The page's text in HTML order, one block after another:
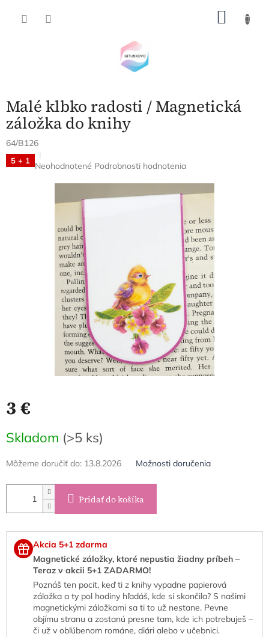
Malé klbko radosti / Magnetická
záložka do knihy
64/B126
5 + 1 Priemerné
hviezdičiek.
Neohodnotené Podrobnosti hodnotenia
3 €
cena:
Skladom (>5 ks)
Môžeme doručiť do: 13.8.2026 Možnosti doručenia
Pridať do košíka
Akcia 5+1 zdarma
Magnetické záložky, ktoré nepustia žiadny príbeh –
Teraz v akcii 5+1 ZADARMO!
Poznáš ten pocit, keď ti z knihy vypadne papierová
záložka a ty pol hodiny hľadáš, kde si skončila? S našimi
magnetickými záložkami sa ti to už nestane. Pevne
objímu stranu a zostanú presne tam, kde ich potrebuješ –
či už v obľúbenom románe, diári alebo v učebnici.